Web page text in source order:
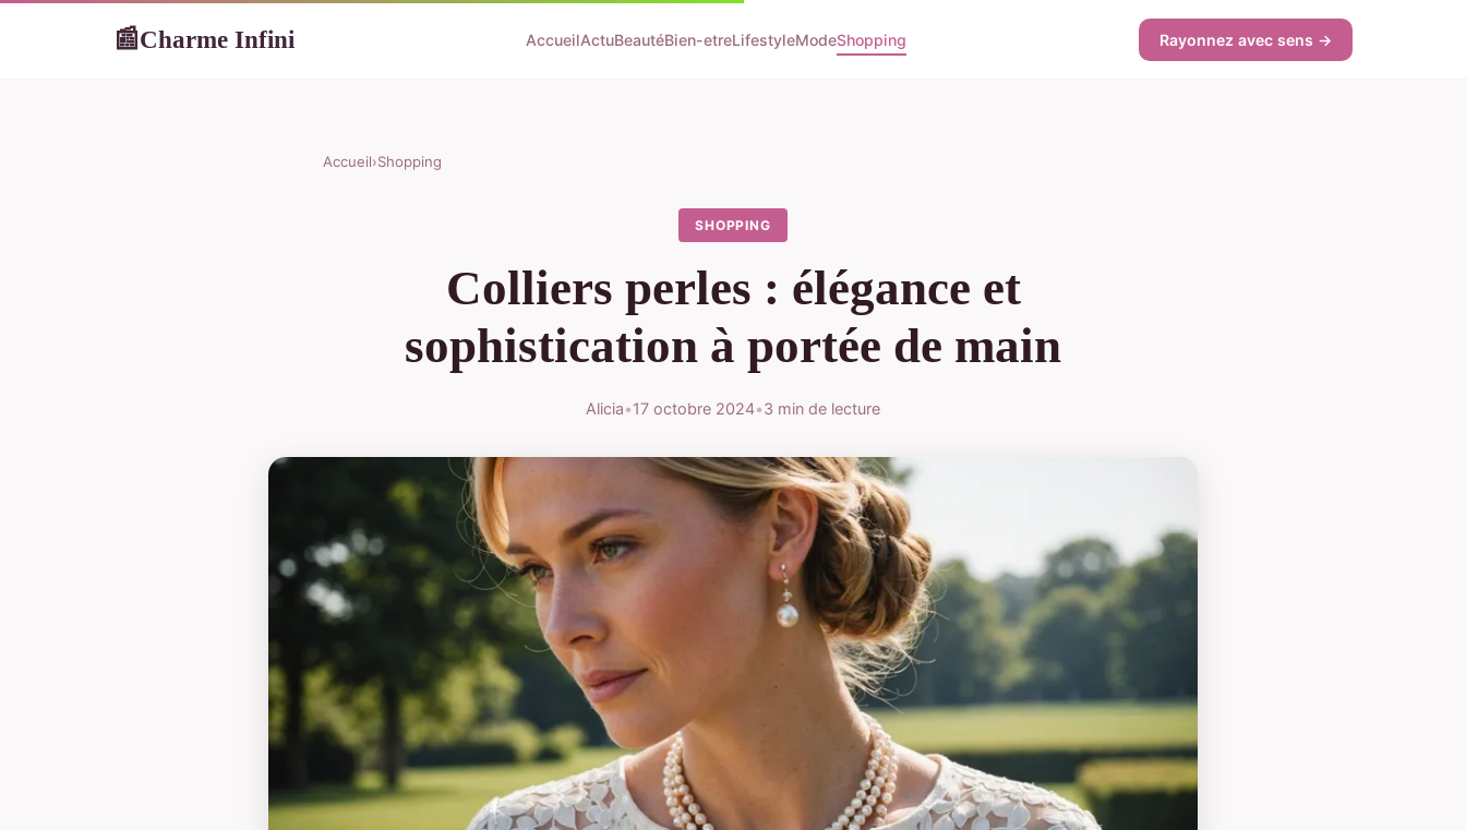
📰Charme Infini AccueilActuBeautéBien-etreLifestyleModeShopping Rayonnez avec sens →
Accueil›Shopping
SHOPPING
Colliers perles : élégance et
sophistication à portée de main
Alicia•17 octobre 2024•3 min de lecture